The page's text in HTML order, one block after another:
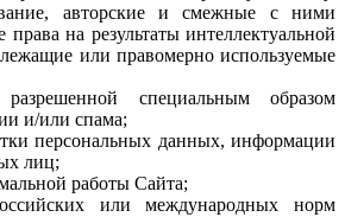
авторские и смежные с ними
на результаты интеллектуальной
или правомерно используемые
специальным образом
и/или спама;
персональных данных, информации
лиц;
работы Сайта;
или международных норм